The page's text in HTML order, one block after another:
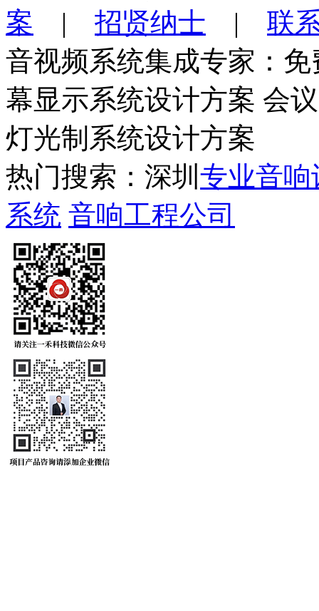
案 | 招贤纳士 | 联
音视频系统集成专家：
幕显示系统设计方案 会
灯光制系统设计方案
热门搜索：深圳 专业音响
系统 音响工程公司